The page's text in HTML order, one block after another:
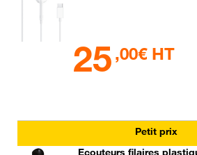
25 ,00€ HT
Petit prix
Ecouteurs filaires